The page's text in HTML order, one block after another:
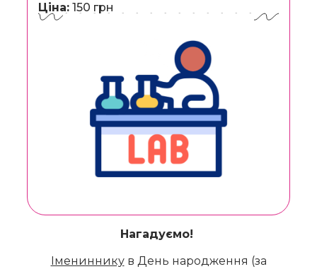
Ціна: 150 грн
Нагадуємо!
Іменинникув День народження (за